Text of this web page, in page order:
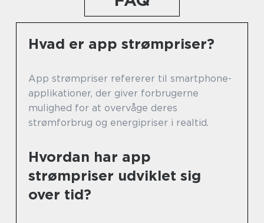
Hvad er app strømpriser?
App strømpriser refererer til smartphone-
applikationer, der giver forbrugerne
mulighed for at overvåge deres
strømforbrug og energipriser i realtid.
Hvordan har app
strømpriser udviklet sig
over tid?